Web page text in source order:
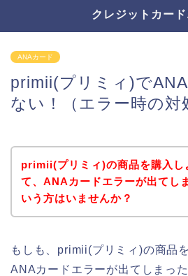
クレジットカー
ANAカード
primii(プリミィ)で
ない！（エラー時の対
primii(プリミィ)の商品を購入し
て、ANAカードエラーが出てし
いう方はいませんか？
もしも、primii(プリミィ)の商品
ANAカードエラーが出てしまっ